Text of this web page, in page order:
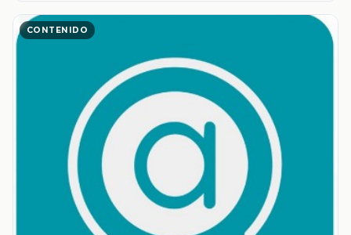
CONTENIDO